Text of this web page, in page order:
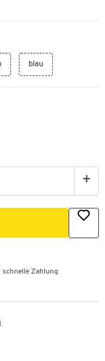
blau
+
schnelle Zahlung